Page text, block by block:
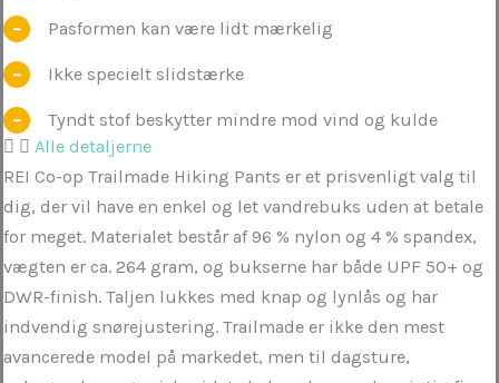
Pasformen kan være lidt mærkelig
Ikke specielt slidstærke
Tyndt stof beskytter mindre mod vind og kulde
Alle detaljerne
REI Co-op Trailmade Hiking Pants er et prisvenligt valg til
dig, der vil have en enkel og let vandrebuks uden at betale
for meget. Materialet består af 96 % nylon og 4 % spandex,
vægten er ca. 264 gram, og bukserne har både UPF 50+ og
DWR-finish. Taljen lukkes med knap og lynlås og har
indvendig snørejustering. Trailmade er ikke den mest
avancerede model på markedet, men til dagsture,